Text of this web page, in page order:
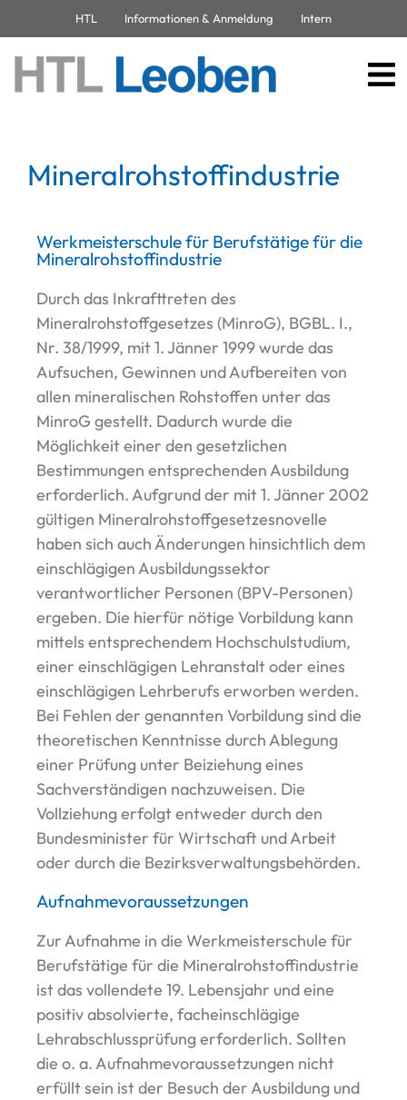
HTL Informationen & Anmeldung Intern
Mineralrohstoffindustrie
Werkmeisterschule für Berufstätige für die
Mineralrohstoffindustrie
Durch das Inkrafttreten des
Mineralrohstoffgesetzes (MinroG), BGBL. I.,
Nr. 38/1999, mit 1. Jänner 1999 wurde das
Aufsuchen, Gewinnen und Aufbereiten von
allen mineralischen Rohstoffen unter das
MinroG gestellt. Dadurch wurde die
Möglichkeit einer den gesetzlichen
Bestimmungen entsprechenden Ausbildung
erforderlich. Aufgrund der mit 1. Jänner 2002
gültigen Mineralrohstoffgesetzesnovelle
haben sich auch Änderungen hinsichtlich dem
einschlägigen Ausbildungssektor
verantwortlicher Personen (BPV-Personen)
ergeben. Die hierfür nötige Vorbildung kann
mittels entsprechendem Hochschulstudium,
einer einschlägigen Lehranstalt oder eines
einschlägigen Lehrberufs erworben werden.
Bei Fehlen der genannten Vorbildung sind die
theoretischen Kenntnisse durch Ablegung
einer Prüfung unter Beiziehung eines
Sachverständigen nachzuweisen. Die
Vollziehung erfolgt entweder durch den
Bundesminister für Wirtschaft und Arbeit
oder durch die Bezirksverwaltungsbehörden.
Aufnahmevoraussetzungen
Zur Aufnahme in die Werkmeisterschule für
Berufstätige für die Mineralrohstoffindustrie
ist das vollendete 19. Lebensjahr und eine
positiv absolvierte, facheinschlägige
Lehrabschlussprüfung erforderlich. Sollten
die o. a. Aufnahmevoraussetzungen nicht
erfüllt sein ist der Besuch der Ausbildung und